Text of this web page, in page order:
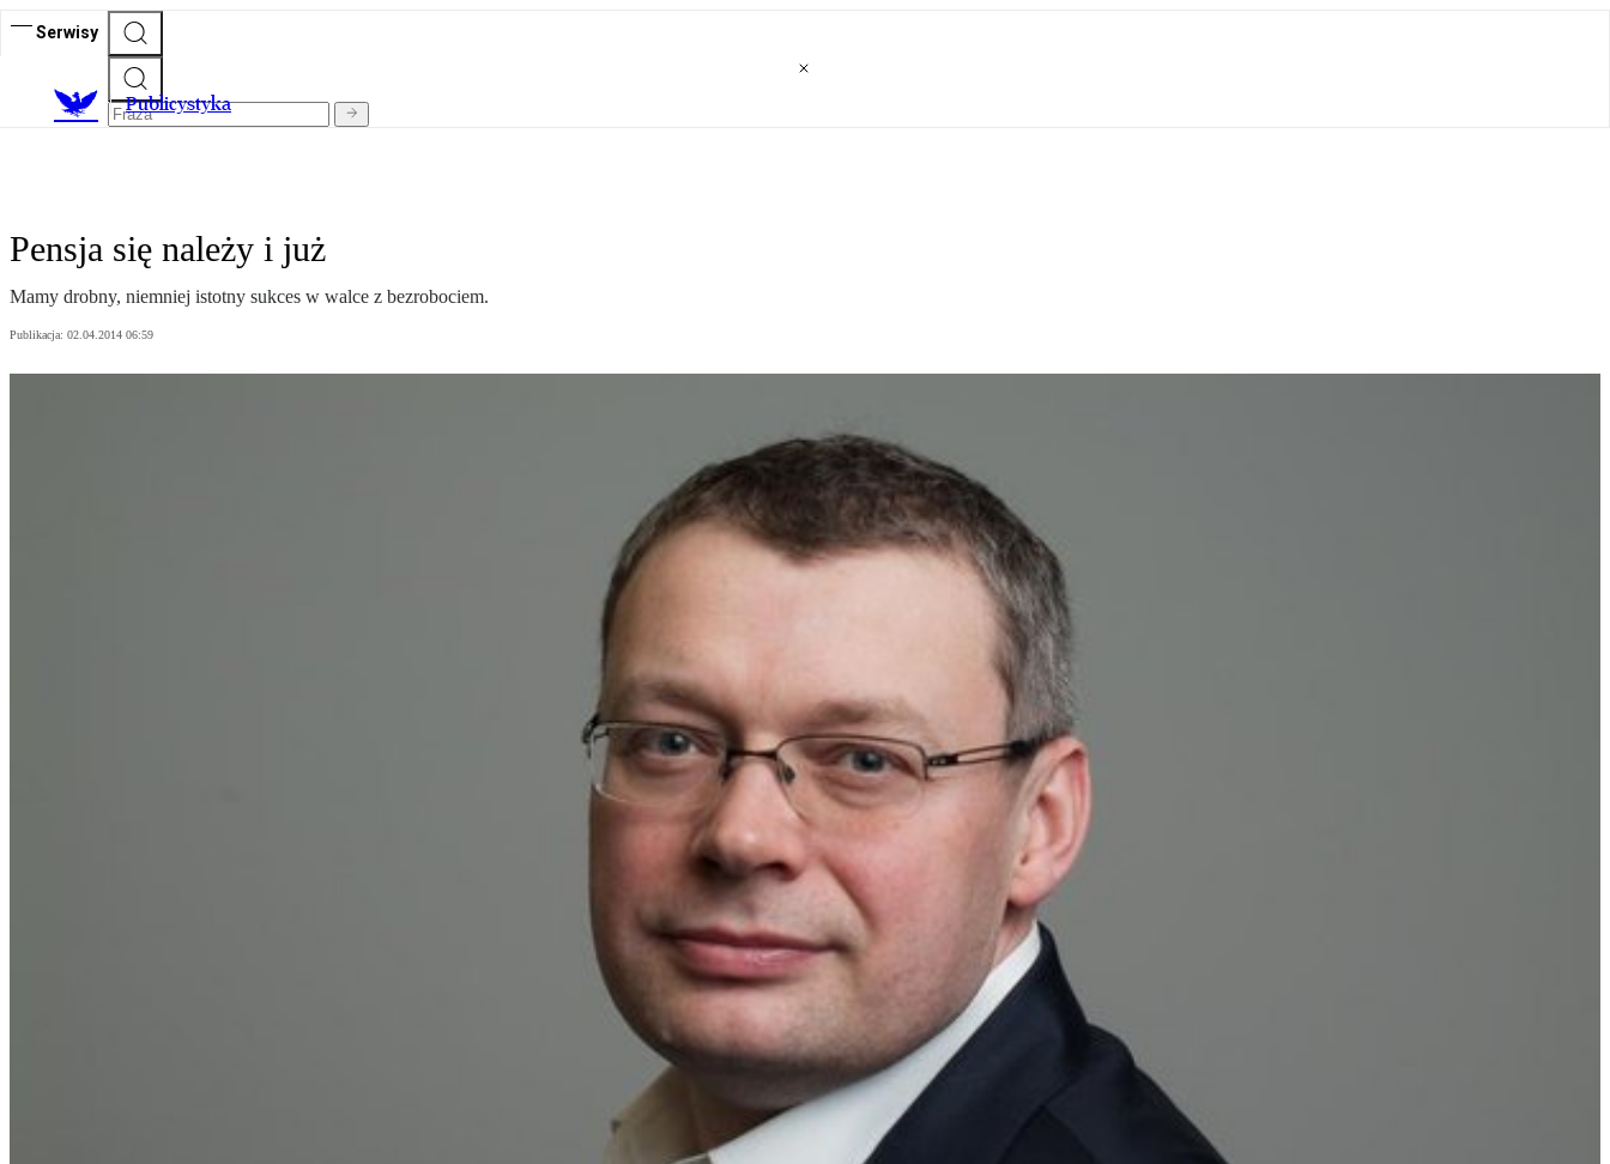
Serwisy
Publicystyka
Pensja się należy i już
Mamy drobny, niemniej istotny sukces w walce z bezrobociem.
Publikacja: 02.04.2014 06:59